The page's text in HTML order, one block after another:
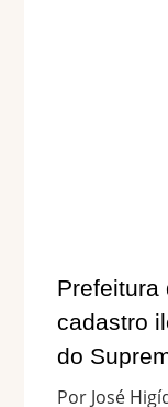
Prefeitura
cadastro
do
Por José